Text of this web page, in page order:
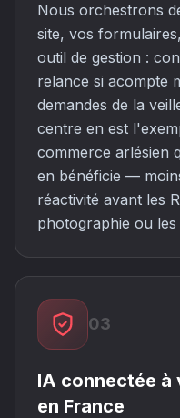
Nous orchestrons
site, vos
outil de gestion :
relance si acompte
demandes de la
centre en est
commerce arlésien
en bénéficie —
réactivité avant les
photographie ou
03
IA connectée à
en France